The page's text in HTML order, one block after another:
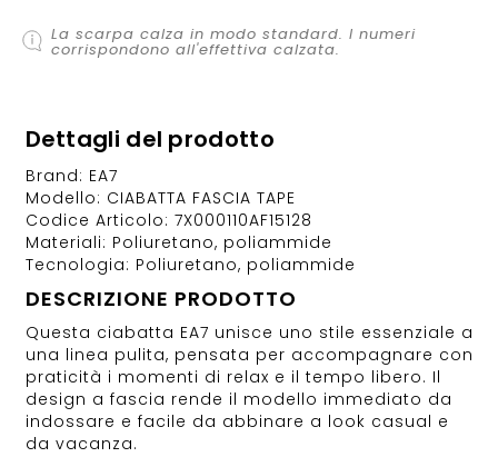
La scarpa calza in modo standard. I numeri
corrispondono all'effettiva calzata.
Dettagli del prodotto
Brand: EA7
Modello: CIABATTA FASCIA TAPE
Codice Articolo: 7X000110AF15128
Materiali: Poliuretano, poliammide
Tecnologia: Poliuretano, poliammide
DESCRIZIONE PRODOTTO
Questa ciabatta EA7 unisce uno stile essenziale a
una linea pulita, pensata per accompagnare con
praticità i momenti di relax e il tempo libero. Il
design a fascia rende il modello immediato da
indossare e facile da abbinare a look casual e
da vacanza.